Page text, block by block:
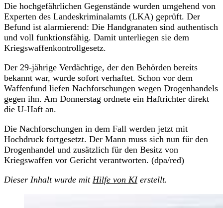
Die hochgefährlichen Gegenstände wurden umgehend von
Experten des Landeskriminalamts (LKA) geprüft. Der
Befund ist alarmierend: Die Handgranaten sind authentisch
und voll funktionsfähig. Damit unterliegen sie dem
Kriegswaffenkontrollgesetz.
Der 29-jährige Verdächtige, der den Behörden bereits
bekannt war, wurde sofort verhaftet. Schon vor dem
Waffenfund liefen Nachforschungen wegen Drogenhandels
gegen ihn. Am Donnerstag ordnete ein Haftrichter direkt
die U-Haft an.
Die Nachforschungen in dem Fall werden jetzt mit
Hochdruck fortgesetzt. Der Mann muss sich nun für den
Drogenhandel und zusätzlich für den Besitz von
Kriegswaffen vor Gericht verantworten. (dpa/red)
Dieser Inhalt wurde mit Hilfe von KIerstellt.